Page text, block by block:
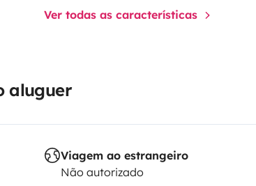
Ver todas as características
aluguer
Viagem ao estrangeiro
Não autorizado